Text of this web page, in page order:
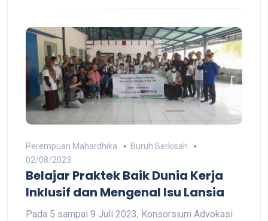
Perempuan Mahardhika
Buruh Berkisah
02/08/2023
Belajar Praktek Baik Dunia Kerja
Inklusif dan Mengenal Isu Lansia
Pada 5 sampai 9 Juli 2023, Konsorsium Advokasi